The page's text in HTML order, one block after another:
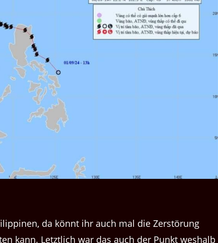
da könnt ihr auch mal die Zerstörung
kann. Letztlich war das auch der Punkt weshalb